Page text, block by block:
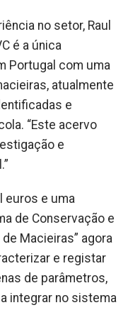
no setor, Raul
é a única
Portugal com uma
atualmente
e
“Este acervo
e
euros e uma
de Conservação e
Macieiras” agora
e registar
de parâmetros,
integrar no sistema